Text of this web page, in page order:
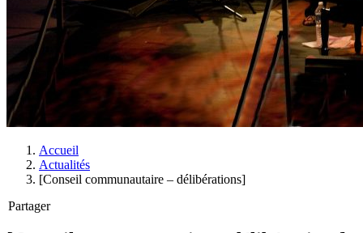
Accueil
Actualités
[Conseil communautaire – délibérations]
Partager